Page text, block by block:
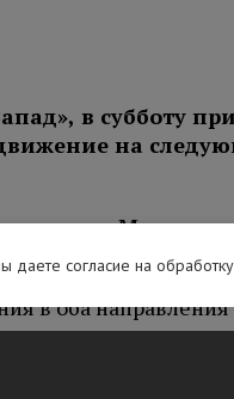
в субботу
на
заводск –
в оба направления
дорожных
даете согласие на